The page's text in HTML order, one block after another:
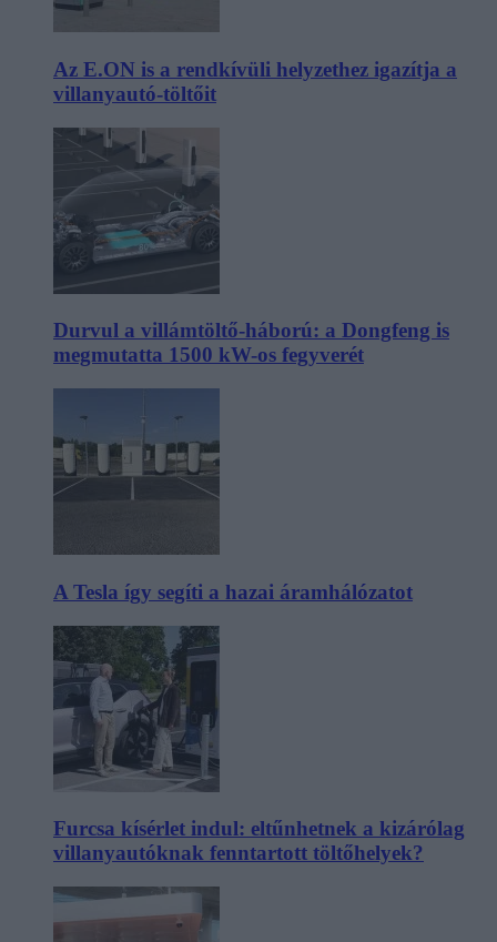
Az E.ON is a rendkívüli helyzethez igazítja a
villanyautó-töltőit
Durvul a villámtöltő-háború: a Dongfeng is
megmutatta 1500 kW-os fegyverét
A Tesla így segíti a hazai áramhálózatot
Furcsa kísérlet indul: eltűnhetnek a kizárólag
villanyautóknak fenntartott töltőhelyek?